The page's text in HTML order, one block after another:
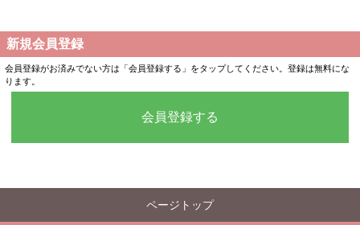
新規会員登録
会員登録がお済みでない方は「会員登録する」をタップしてください。登録は無料にな
ります。
会員登録する
ページトップ